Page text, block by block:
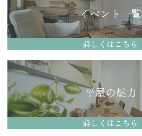
イベント一覧
詳しくはこちら
平屋の魅力
詳しくはこちら